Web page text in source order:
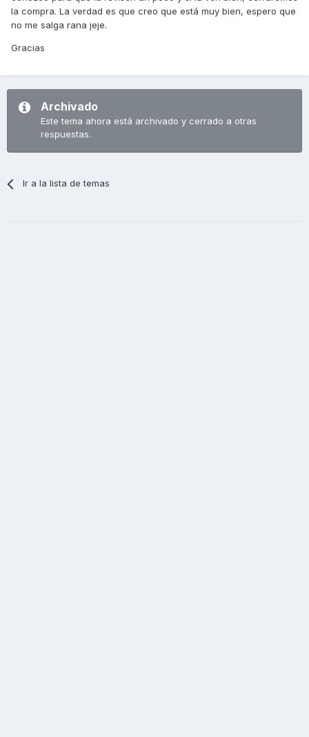
la compra. La verdad es que creo que está muy bien, espero que
no me salga rana jeje.
Gracias
Archivado
Este tema ahora está archivado y cerrado a otras
respuestas.
Ir a la lista de temas